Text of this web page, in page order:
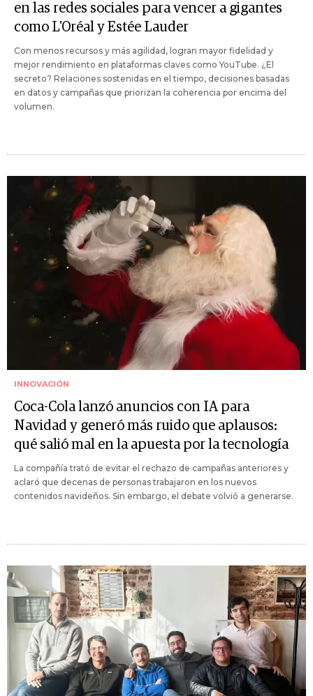
en las redes sociales para vencer a gigantes
como L'Oréal y Estée Lauder
Con menos recursos y más agilidad, logran mayor fidelidad y
mejor rendimiento en plataformas claves como YouTube. ¿El
secreto? Relaciones sostenidas en el tiempo, decisiones basadas
en datos y campañas que priorizan la coherencia por encima del
volumen.
INNOVACIÓN
Coca-Cola lanzó anuncios con IA para
Navidad y generó más ruido que aplausos:
qué salió mal en la apuesta por la tecnología
La compañía trató de evitar el rechazo de campañas anteriores y
aclaró que decenas de personas trabajaron en los nuevos
contenidos navideños. Sin embargo, el debate volvió a generarse.